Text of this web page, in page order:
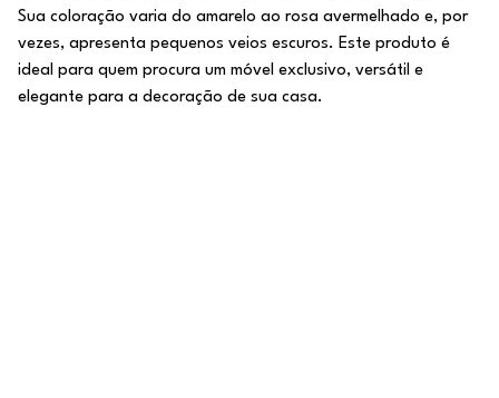
Sua coloração varia do amarelo ao rosa avermelhado e, por
vezes, apresenta pequenos veios escuros. Este produto é
ideal para quem procura um móvel exclusivo, versátil e
elegante para a decoração de sua casa.